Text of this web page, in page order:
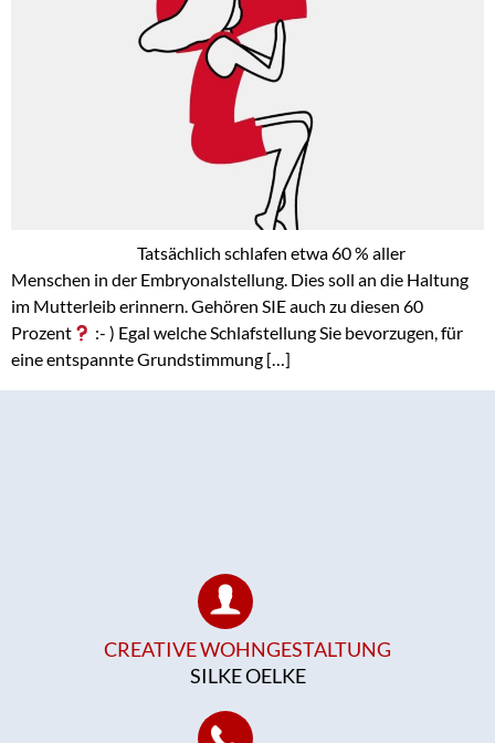
Tatsächlich schlafen etwa 60 % aller
Menschen in der Embryonalstellung. Dies soll an die Haltung
im Mutterleib erinnern. Gehören SIE auch zu diesen 60
Prozent
:- ) Egal welche Schlafstellung Sie bevorzugen, für
eine entspannte Grundstimmung […]
CREATIVE WOHNGESTALTUNG
SILKE OELKE